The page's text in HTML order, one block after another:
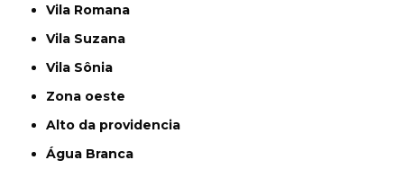
Vila Romana
Vila Suzana
Vila Sônia
Zona oeste
alto da providencia
Água Branca